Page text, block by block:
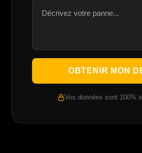
OBTENIR MON
Vos données sont 100%